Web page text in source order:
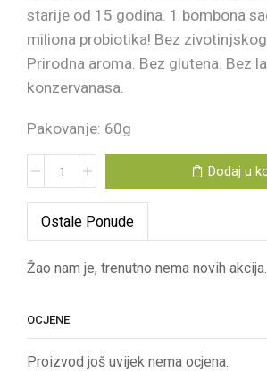
starije od 15 godina. 1 bombona
miliona probiotika! Bez
Prirodna aroma. Bez glutena. Bez
konzervanasa.
Pakovanje: 60g
Dodaj u
Ostale Ponude
Žao nam je, trenutno nema novih akcija.
OCJENE
Proizvod još uvijek nema ocjena.